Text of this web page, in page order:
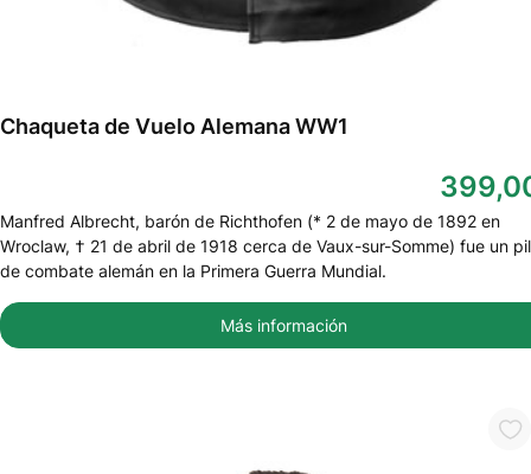
Chaqueta de Vuelo Alemana WW1
Manfred Albrecht, barón de Richthofen (* 2 de mayo de 1892 en
Wroclaw, † 21 de abril de 1918 cerca de Vaux-sur-Somme) fue un
de combate alemán en la Primera Guerra Mundial.
Más información